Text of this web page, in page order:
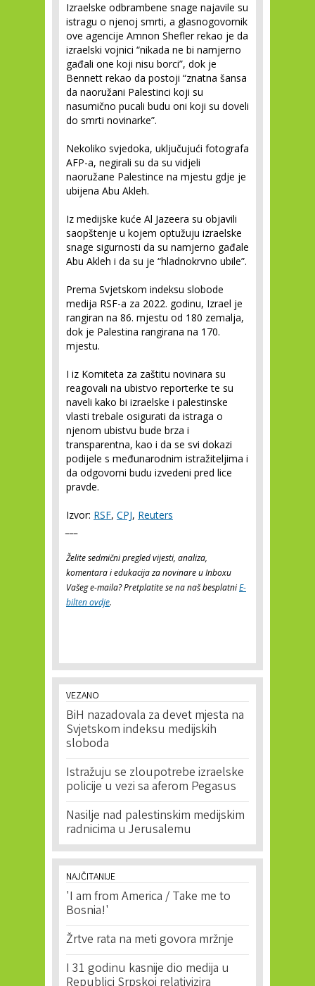
Izraelske odbrambene snage najavile su
istragu o njenoj smrti, a glasnogovornik
ove agencije Amnon Shefler rekao je da
izraelski vojnici “nikada ne bi namjerno
gađali one koji nisu borci”, dok je
Bennett rekao da postoji “znatna šansa
da naoružani Palestinci koji su
nasumično pucali budu oni koji su doveli
do smrti novinarke”.
Nekoliko svjedoka, uključujući fotografa
AFP-a, negirali su da su vidjeli
naoružane Palestince na mjestu gdje je
ubijena Abu Akleh.
Iz medijske kuće Al Jazeera su objavili
saopštenje u kojem optužuju izraelske
snage sigurnosti da su namjerno gađale
Abu Akleh i da su je “hladnokrvno ubile”.
Prema Svjetskom indeksu slobode
medija RSF-a za 2022. godinu, Izrael je
rangiran na 86. mjestu od 180 zemalja,
dok je Palestina rangirana na 170.
mjestu.
I iz Komiteta za zaštitu novinara su
reagovali na ubistvo reporterke te su
naveli kako bi izraelske i palestinske
vlasti trebale osigurati da istraga o
njenom ubistvu bude brza i
transparentna, kao i da se svi dokazi
podijele s međunarodnim istražiteljima i
da odgovorni budu izvedeni pred lice
pravde.
Izvor: RSF, CPJ, Reuters
Želite sedmični pregled vijesti, analiza,
komentara i edukacija za novinare u Inboxu
Vašeg e-maila? Pretplatite se na naš besplatniE-
bilten ovdje.
VEZANO
BiH nazadovala za devet mjesta na
Svjetskom indeksu medijskih
sloboda
Istražuju se zloupotrebe izraelske
policije u vezi sa aferom Pegasus
Nasilje nad palestinskim medijskim
radnicima u Jerusalemu
NAJČITANIJE
'I am from America / Take me to
Bosnia!'
Žrtve rata na meti govora mržnje
I 31 godinu kasnije dio medija u